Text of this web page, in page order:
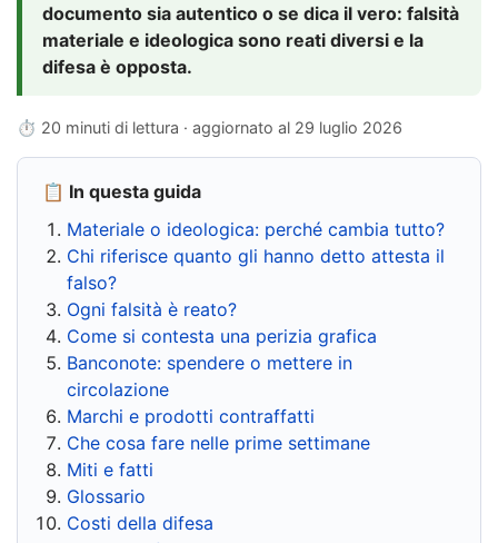
documento sia autentico o se dica il vero: falsità
materiale e ideologica sono reati diversi e la
difesa è opposta.
⏱ 20 minuti di lettura · aggiornato al 29 luglio 2026
📋 In questa guida
Materiale o ideologica: perché cambia tutto?
Chi riferisce quanto gli hanno detto attesta il
falso?
Ogni falsità è reato?
Come si contesta una perizia grafica
Banconote: spendere o mettere in
circolazione
Marchi e prodotti contraffatti
Che cosa fare nelle prime settimane
Miti e fatti
Glossario
Costi della difesa